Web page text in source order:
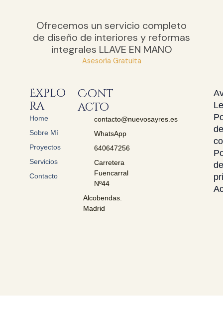
Ofrecemos un servicio completo
de diseño de interiores y reformas
integrales LLAVE EN MANO
Asesoría Gratuita
Explo
Ra
Home
Sobre Mí
Proyectos
Servicios
Contacto
Cont
acto
contacto@nuevosayres.es
WhatsApp
640647256
Carretera
Fuencarral
Nº44
Alcobendas.
Madrid
de
de